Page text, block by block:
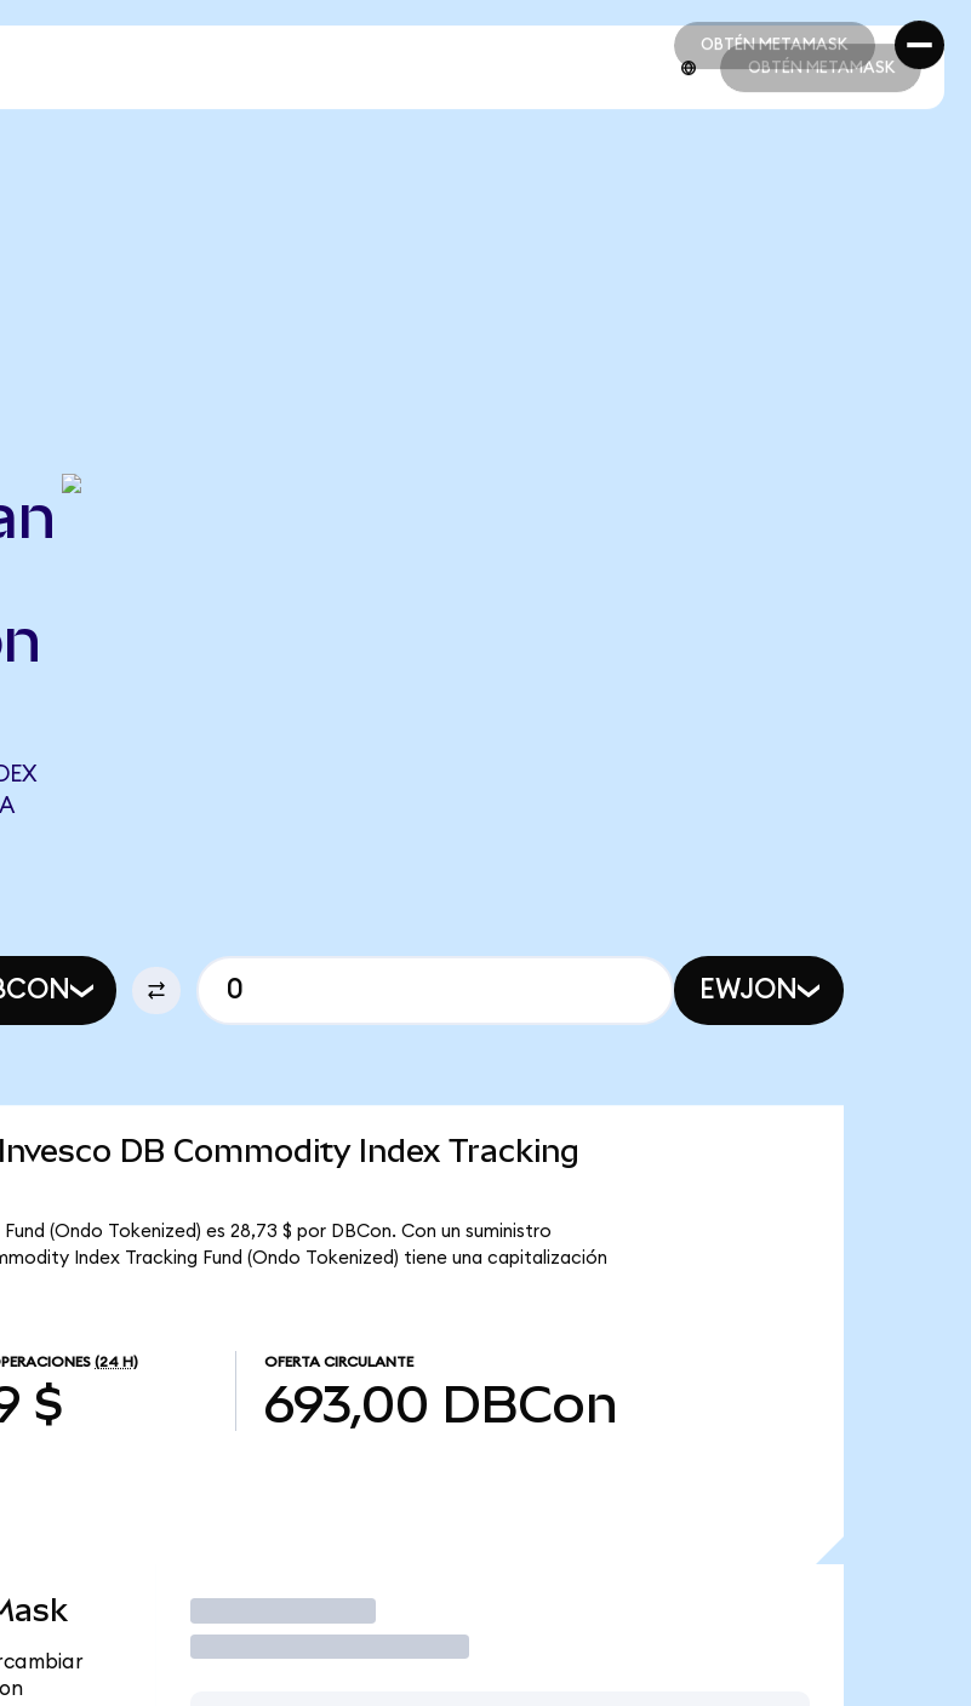
OBTÉN METAMASK
OBTÉN METAMASK
OBTÉN METAMASK
EWJON
DB Commodity Index Tracking
(Ondo Tokenized) es 28,73 $ por DBCon. Con un suministro
Index Tracking Fund (Ondo Tokenized) tiene una capitalización
(24 H)
$
OFERTA CIRCULANTE
693,00 DBCon
Operar